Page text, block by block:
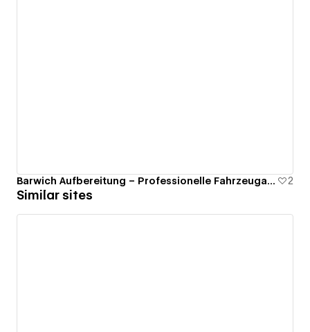
Barwich Aufbereitung – Professionelle Fahrzeugaufbereitung 2
Similar sites